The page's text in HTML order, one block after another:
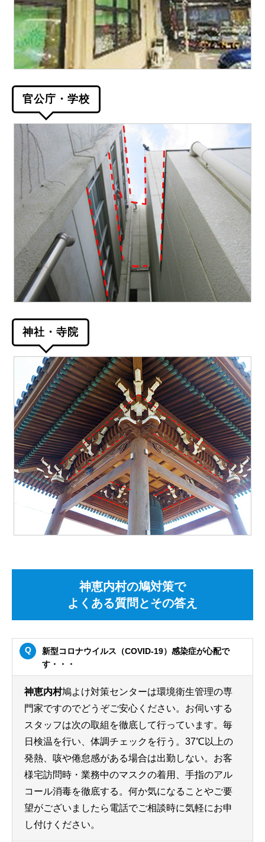
官公庁・学校
神社・寺院
神恵内村の鳩対策で
よくある質問とその答え
新型コロナウイルス（COVID-19）感染症が心配で
す・・・
神恵内村鳩よけ対策センターは環境衛生管理の専
門家ですのでどうぞご安心ください。お伺いする
スタッフは次の取組を徹底して行っています。毎
日検温を行い、体調チェックを行う。37℃以上の
発熱、咳や倦怠感がある場合は出勤しない。お客
様宅訪問時・業務中のマスクの着用、手指のアル
コール消毒を徹底する。何か気になることやご要
望がございましたら電話でご相談時に気軽にお申
し付けください。